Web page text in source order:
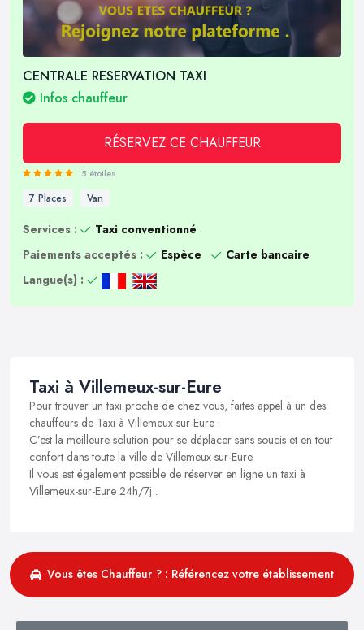
CENTRALE RESERVATION TAXI
Infos chauffeur
RÉSERVEZ CE CHAUFFEUR
5 étoiles
7 Places Van
Services :
Taxi conventionné
Paiements acceptés :
Espèce
Carte bancaire
Langue(s) :
Taxi à Villemeux-sur-Eure
Pour trouver un taxi proche de chez vous, faites appel à un des
chauffeurs de Taxi à Villemeux-sur-Eure .
C’est la meilleure solution pour se déplacer sans soucis et en tout
confort dans toute la ville de Villemeux-sur-Eure.
Il vous est également possible de réserver en ligne un taxi à
Villemeux-sur-Eure 24h/7j .
Vous êtes Chauffeur ? : Référencez votre établissement